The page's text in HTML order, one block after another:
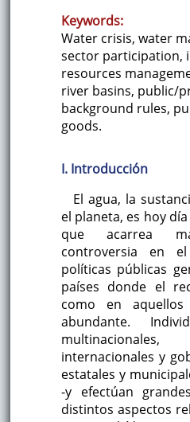
Keywords:
Water crisis, water
sector participation,
resources
river basins, public/
background rules,
goods.
I. Introducción
El agua, la
el planeta, es hoy
que acarrea
controversia en
políticas públicas
países donde el
como en
abundante.
internacionales y
estatales y
-y efectúan
distintos aspectos